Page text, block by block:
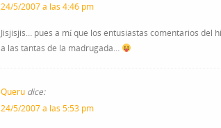
24/5/2007 a las 4:46 pm
Jisjisjis… pues a mí que los entusiastas comentarios del
a las tantas de la madrugada…
Queru dice:
24/5/2007 a las 5:53 pm